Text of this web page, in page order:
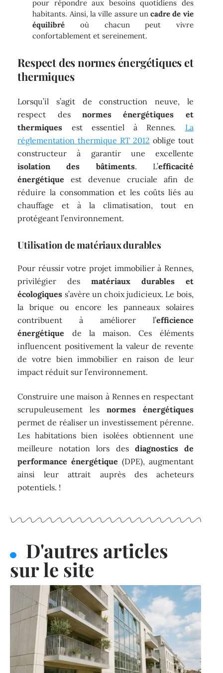
pour répondre aux besoins quotidiens des
habitants. Ainsi, la ville assure uncadre de vie
équilibré où chacun peut vivre
confortablement et sereinement.
Respect des normes énergétiques et
thermiques
Lorsqu’il s’agit de construction neuve, le
respect des normes énergétiques et
thermiques est essentiel à Rennes. La
réglementation thermique RT 2012 oblige tout
constructeur à garantir une excellente
isolation des bâtiments. L’efficacité
énergétique est devenue cruciale afin de
réduire la consommation et les coûts liés au
chauffage et à la climatisation, tout en
protégeant l’environnement.
Utilisation de matériaux durables
Pour réussir votre projet immobilier à Rennes,
privilégier des matériaux durables et
écologiques s’avère un choix judicieux. Le bois,
la brique ou encore les panneaux solaires
contribuent à améliorer l’efficience
énergétique de la maison. Ces éléments
influencent positivement la valeur de revente
de votre bien immobilier en raison de leur
impact réduit sur l’environnement.
Construire une maison à Rennes en respectant
scrupuleusement les normes énergétiques
permet de réaliser un investissement pérenne.
Les habitations bien isolées obtiennent une
meilleure notation lors des diagnostics de
performance énergétique (DPE), augmentant
ainsi leur attrait auprès des acheteurs
potentiels. !
D'autres articles
sur le site